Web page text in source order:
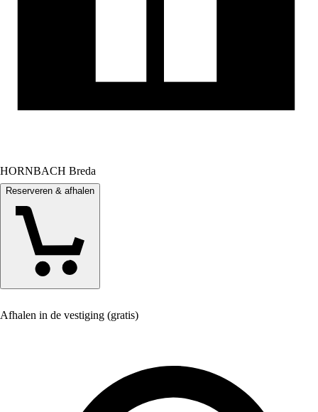
HORNBACH Breda
Reserveren & afhalen
Afhalen in de vestiging (gratis)